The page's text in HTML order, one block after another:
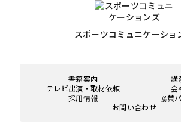
スポーツコミュニケーショ
書籍案内
講
テレビ出演・取材依頼
会
採用情報
協賛
お問い合わせ